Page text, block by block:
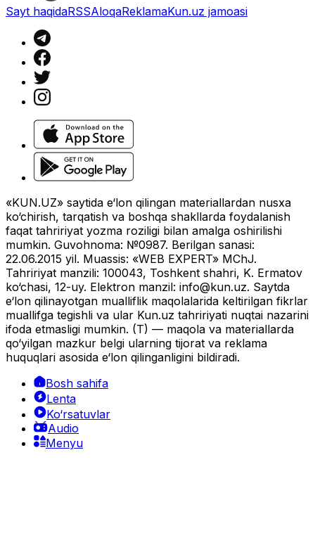
Sayt haqidaRSSAloqaReklamaKun.uz jamoasi
«KUN.UZ» saytida e‘lon qilingan materiallardan nusxa
ko‘chirish, tarqatish va boshqa shakllarda foydalanish
faqat tahririyat yozma roziligi bilan amalga oshirilishi
mumkin. Guvohnoma: №0987. Berilgan sanasi:
22.06.2015 yil. Muassis: «WEB EXPERT» MChJ.
Tahririyat manzili: 100043, Toshkent shahri, K. Ermatov
ko‘chasi, 12-uy. Elektron manzil: info@kun.uz. Saytda
e‘lon qilinayotgan mualliflik maqolalarida keltirilgan fikrlar
muallifga tegishli va ular Kun.uz tahririyati nuqtai nazarini
ifoda etmasligi mumkin. (T) — maqola va materiallarda
qo‘yilgan mazkur belgi ularning tijorat va reklama
huquqlari asosida e‘lon qilinganligini bildiradi.
Bosh sahifa
Lenta
Ko‘rsatuvlar
Audio
Menyu